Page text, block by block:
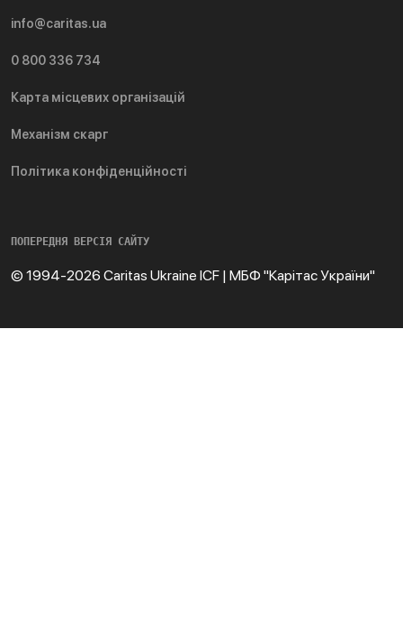
info@caritas.ua
0 800 336 734
Карта місцевих організацій
Механізм скарг
Політика конфіденційності
ПОПЕРЕДНЯ ВЕРСІЯ САЙТУ
© 1994-2026 Caritas Ukraine ICF | МБФ "Карітас України"